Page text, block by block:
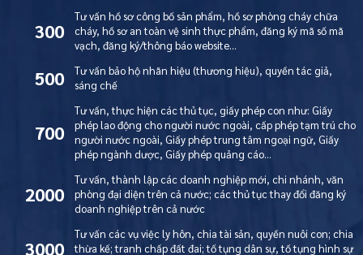
300
Tư vấn hồ sơ công bố sản phẩm, hồ sơ phòng cháy chữa
cháy, hồ sơ an toàn vệ sinh thực phẩm, đăng ký mã số mã
vạch, đăng ký/thông báo website…
500
Tư vấn bảo hộ nhãn hiệu (thương hiệu), quyền tác giả,
sáng chế
700
Tư vấn, thực hiện các thủ tục, giấy phép con như: Giấy
phép lao động cho người nước ngoài, cấp phép tạm trú cho
người nước ngoài, Giấy phép trung tâm ngoại ngữ, Giấy
phép ngành dược, Giấy phép quảng cáo…
2000
Tư vấn, thành lập các doanh nghiệp mới, chi nhánh, văn
phòng đại diện trên cả nước; các thủ tục thay đổi đăng ký
doanh nghiệp trên cả nước
3000
Tư vấn các vụ việc ly hôn, chia tài sản, quyền nuôi con; chia
thừa kế; tranh chấp đất đai; tố tụng dân sự, tố tụng hình sự